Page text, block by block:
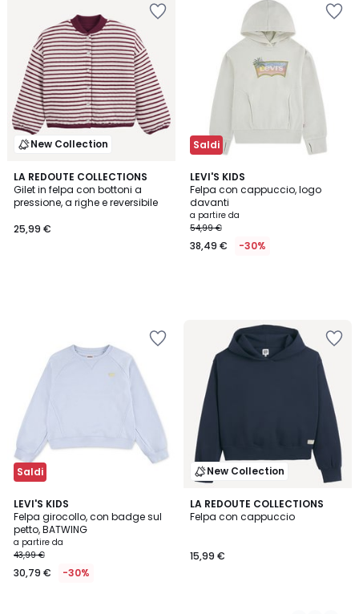
New Collection
LA REDOUTE COLLECTIONS
Gilet in felpa con bottoni a
pressione, a righe e reversibile
25,99 €
Saldi
LEVI'S KIDS
Felpa con cappuccio, logo
davanti
a partire da
54,99 €
38,49 € -30%
Saldi
LEVI'S KIDS
Felpa girocollo, con badge sul
petto, BATWING
a partire da
43,99 €
30,79 € -30%
New Collection
LA REDOUTE COLLECTIONS
Felpa con cappuccio
15,99 €
3
Colori